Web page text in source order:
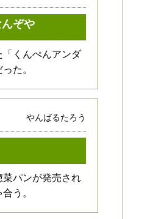
ぞや
くんぺんアンダ
た。
やんばるたろう
パンが発売され
う。